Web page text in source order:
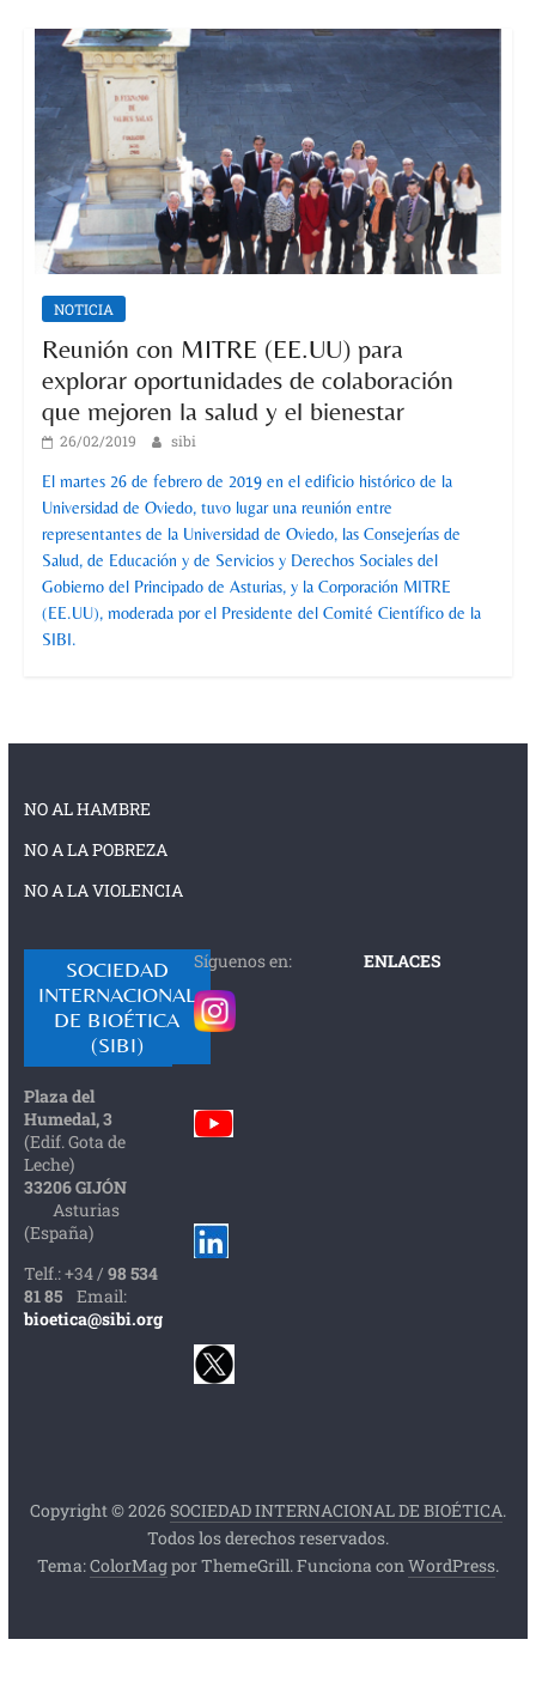
NOTICIA
Reunión con MITRE (EE.UU) para
explorar oportunidades de colaboración
que mejoren la salud y el bienestar
26/02/2019 sibi
El martes 26 de febrero de 2019 en el edificio histórico de la
Universidad de Oviedo, tuvo lugar una reunión entre
representantes de la Universidad de Oviedo, las Consejerías de
Salud, de Educación y de Servicios y Derechos Sociales del
Gobierno del Principado de Asturias, y la Corporación MITRE
(EE.UU), moderada por el Presidente del Comité Científico de la
SIBI.
NO AL HAMBRE
NO A LA POBREZA
NO A LA VIOLENCIA
SOCIEDAD
INTERNACIONAL
DE BIOÉTICA
(SIBI)
Plaza del
Humedal, 3
(Edif. Gota de
Leche)
33206 GIJÓN
Asturias
(España)
Telf.: +34 / 98 534
81 85
Email:
bioetica@sibi.org
Síguenos en: ENLACES
Copyright © 2026SOCIEDAD INTERNACIONAL DE BIOÉTICA.
Todos los derechos reservados.
Tema:ColorMagpor ThemeGrill. Funciona conWordPress.